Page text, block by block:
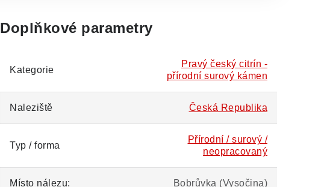
Doplňkové parametry
Kategorie
Pravý český citrín -
přírodní surový kámen
Naleziště Česká Republika
Typ / forma
Přírodní / surový /
neopracovaný
Místo nálezu: Bobrůvka (Vysočina)